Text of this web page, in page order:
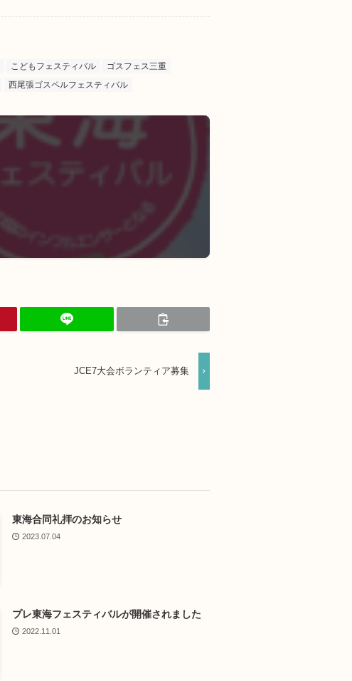
こどもフェスティバル
ゴスフェス三重
西尾張ゴスペルフェスティバル
JCE7大会ボランティア募集
東海合同礼拝のお知らせ
2023.07.04
プレ東海フェスティバルが開催されました
2022.11.01